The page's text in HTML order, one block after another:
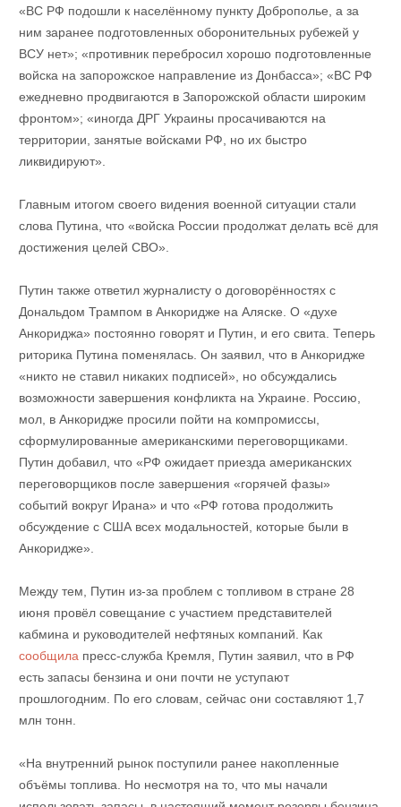
«ВС РФ подошли к населённому пункту Доброполье, а за
ним заранее подготовленных оборонительных рубежей у
ВСУ нет»; «противник перебросил хорошо подготовленные
войска на запорожское направление из Донбасса»; «ВС РФ
ежедневно продвигаются в Запорожской области широким
фронтом»; «иногда ДРГ Украины просачиваются на
территории, занятые войсками РФ, но их быстро
ликвидируют».
Главным итогом своего видения военной ситуации стали
слова Путина, что «войска России продолжат делать всё для
достижения целей СВО».
Путин также ответил журналисту о договорённостях с
Дональдом Трампом в Анкоридже на Аляске. О «духе
Анкориджа» постоянно говорят и Путин, и его свита. Теперь
риторика Путина поменялась. Он заявил, что в Анкоридже
«никто не ставил никаких подписей», но обсуждались
возможности завершения конфликта на Украине. Россию,
мол, в Анкоридже просили пойти на компромиссы,
сформулированные американскими переговорщиками.
Путин добавил, что «РФ ожидает приезда американских
переговорщиков после завершения «горячей фазы»
событий вокруг Ирана» и что «РФ готова продолжить
обсуждение с США всех модальностей, которые были в
Анкоридже».
Между тем, Путин из-за проблем с топливом в стране 28
июня провёл совещание с участием представителей
кабмина и руководителей нефтяных компаний. Как
сообщилапресс-служба Кремля, Путин заявил, что в РФ
есть запасы бензина и они почти не уступают
прошлогодним. По его словам, сейчас они составляют 1,7
млн тонн.
«На внутренний рынок поступили ранее накопленные
объёмы топлива. Но несмотря на то, что мы начали